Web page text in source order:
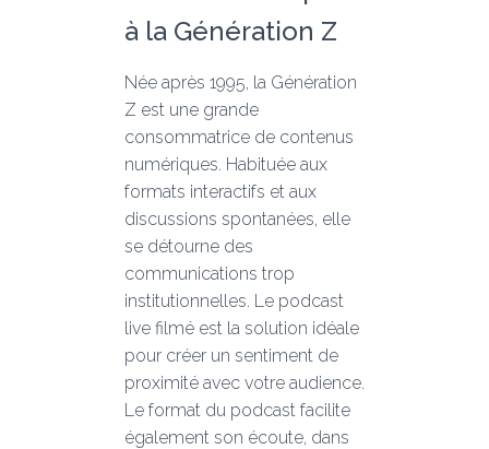
à la Génération Z
Née après 1995, la Génération
Z est une grande
consommatrice de contenus
numériques. Habituée aux
formats interactifs et aux
discussions spontanées, elle
se détourne des
communications trop
institutionnelles. Le podcast
live filmé est la solution idéale
pour créer un sentiment de
proximité avec votre audience.
Le format du podcast facilite
également son écoute, dans